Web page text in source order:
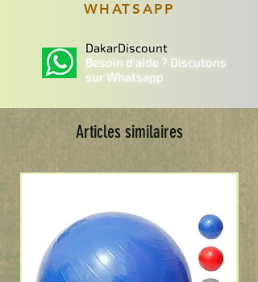
WHATSAPP
DakarDiscount
Besoin d'aide ? Discutons
sur Whatsapp
Articles similaires